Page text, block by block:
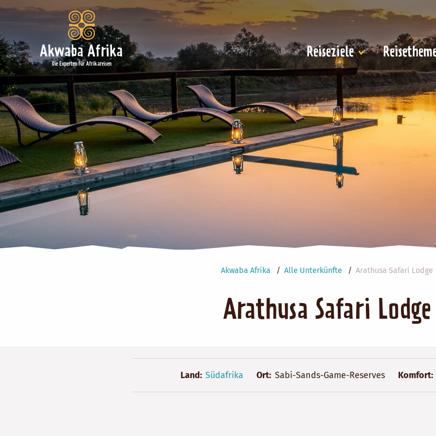
Akwaba Afrika
Die Experten für Afrikareisen
Reiseziele
Akwaba Afrika Alle Unterkünfte Arathusa Safari Lodge
Arathusa Safari Lodge
Land Südafrika Ort Sabi-Sands-Game-Reserves Komfort